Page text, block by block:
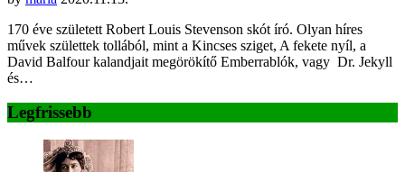
170 éve született Robert Louis Stevenson skót író. Olyan híres
művek születtek tollából, mint a Kincses sziget, A fekete nyíl, a
David Balfour kalandjait megörökítő Emberrablók, vagy Dr. Jekyll
és…
Legfrissebb